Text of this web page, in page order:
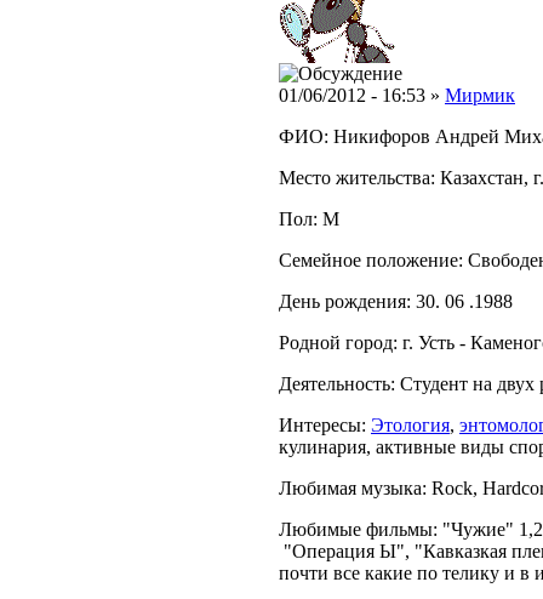
01/06/2012 - 16:53 » Мирмик
ФИО: Никифоров Андрей
Место жительства: Казахстан,
Пол: М
Семейное положение:
День рождения: 30. 06 .1988
Родной город: г. Усть -
Деятельность: Студент на двух
Интересы: Этология,
кулинария, активные виды
Любимая музыка: Rock,
Любимые фильмы: "Чужие"
"Операция Ы", "Кавказкая
почти все какие по телику и в